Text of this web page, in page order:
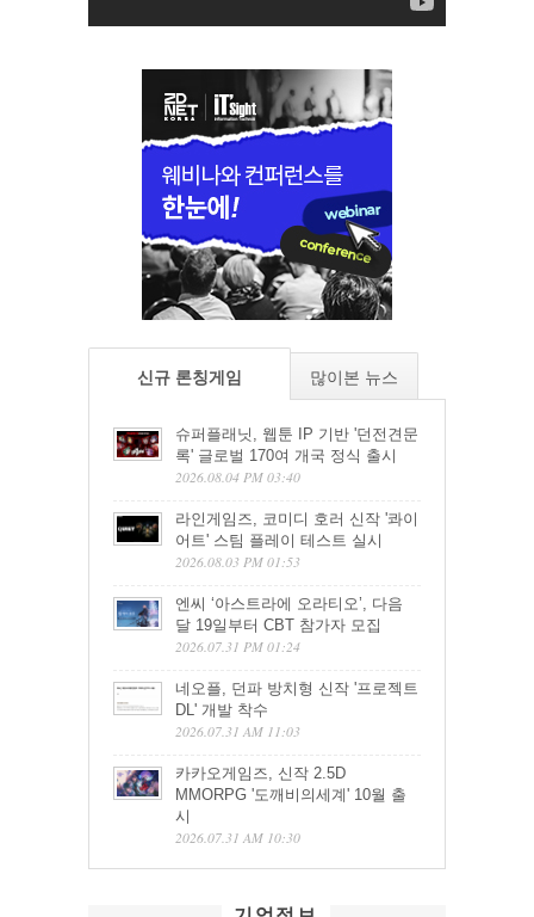
신규 론칭게임 많이본 뉴스
슈퍼플래닛, 웹툰 IP 기반 '던전견문
록' 글로벌 170여 개국 정식 출시
2026.08.04 PM 03:40
라인게임즈, 코미디 호러 신작 '콰이
어트' 스팀 플레이 테스트 실시
2026.08.03 PM 01:53
엔씨 ‘아스트라에 오라티오’, 다음
달 19일부터 CBT 참가자 모집
2026.07.31 PM 01:24
네오플, 던파 방치형 신작 '프로젝트
DL' 개발 착수
2026.07.31 AM 11:03
카카오게임즈, 신작 2.5D
MMORPG '도깨비의세계' 10월 출
시
2026.07.31 AM 10:30